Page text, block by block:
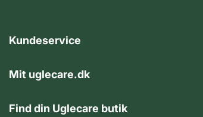
Kundeservice
Mit uglecare.dk
Find din Uglecare butik